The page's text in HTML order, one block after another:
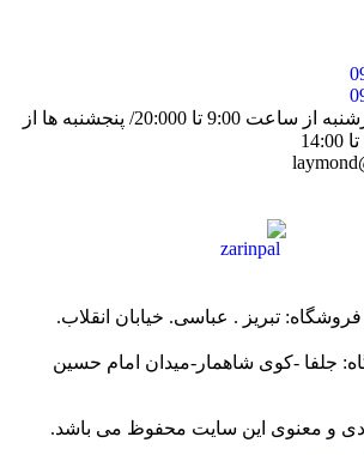
شنبه تا چهارشنبه از ساعت 9:00 تا 20:000/ پنجشنبه ها از
تبریز . عباسی. خیابان انقلاب.
جلفا -کوی شاهمار-میدان امام حسین
و معنوی این سایت محفوظ می باشد.